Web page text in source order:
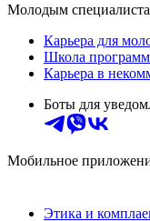
Молодым
Карьера для
Школа
Карьера в
Боты для
Мобильное
Этика и